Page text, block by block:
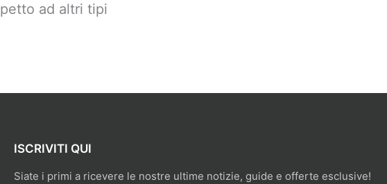
ad altri tipi
ISCRIVITI QUI
Siate i primi a ricevere le nostre ultime notizie, guide e offerte esclusive!